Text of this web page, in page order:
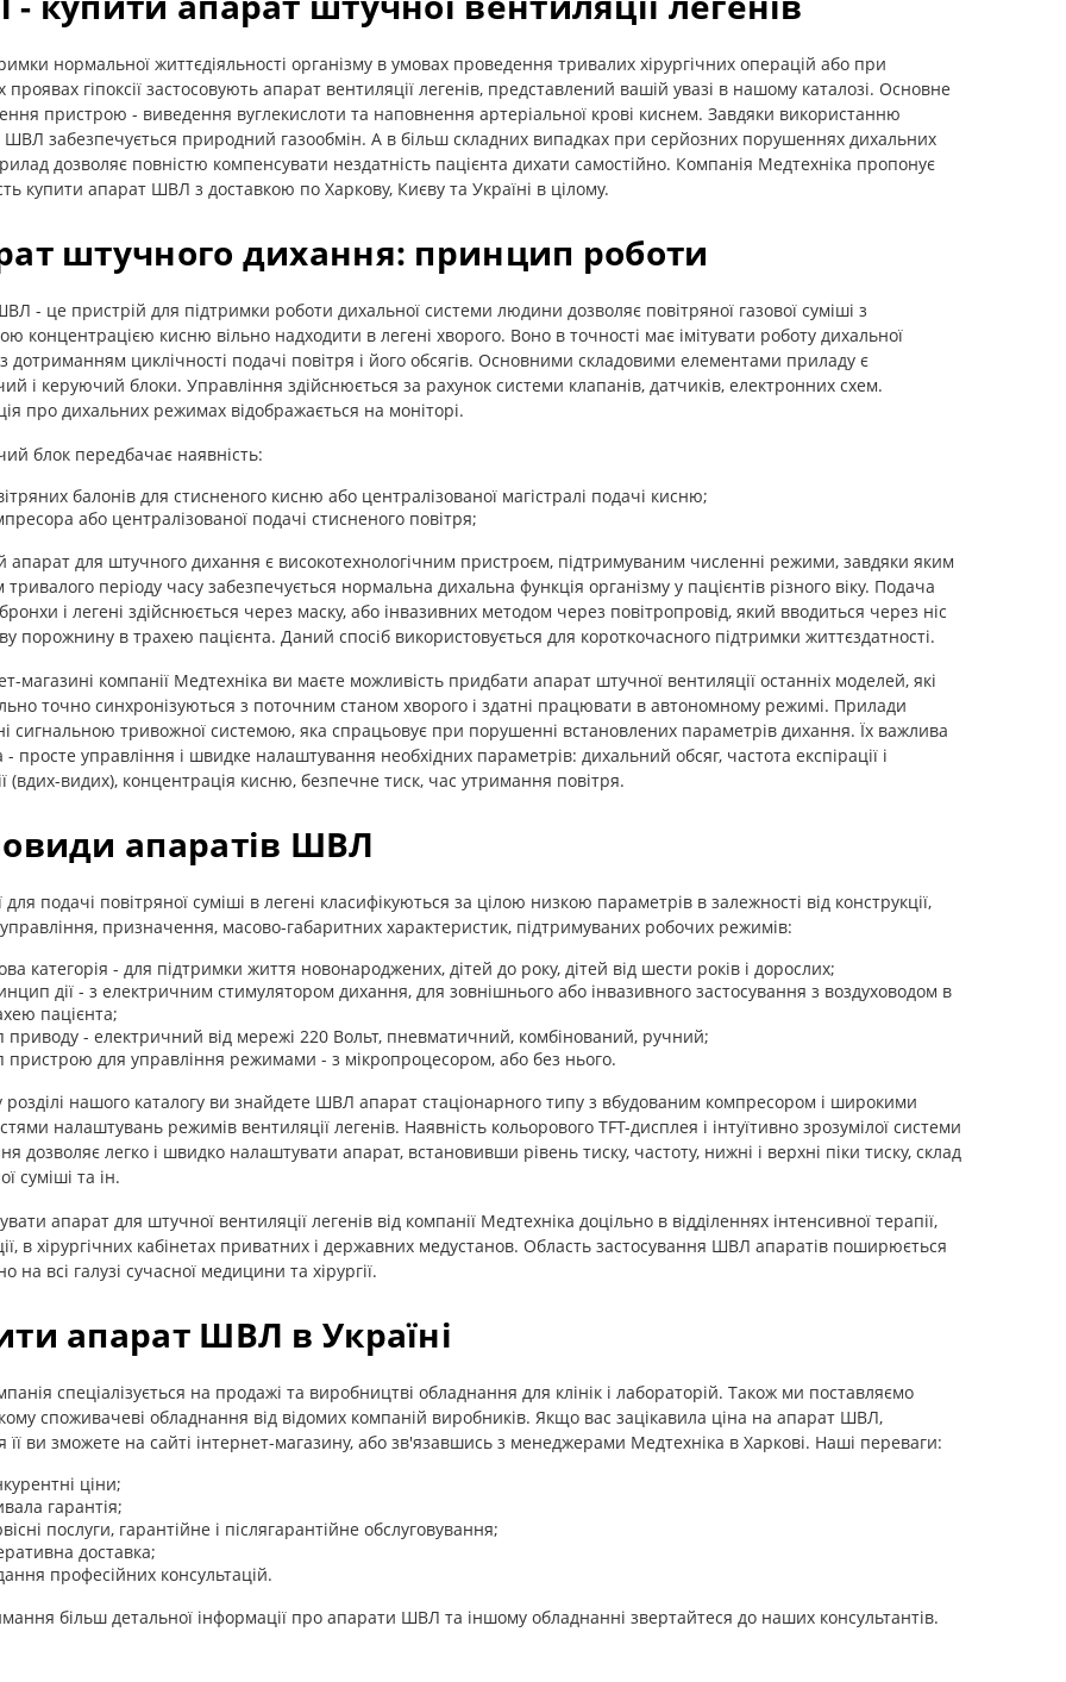
нормальної життєдіяльності організму в умовах проведення тривалих хірургічних операцій або при
проявах гіпоксії застосовують апарат вентиляції легенів, представлений вашій увазі в нашому каталозі. Основне
пристрою - виведення вуглекислоти та наповнення артеріальної крові киснем. Завдяки використанню
ШВЛ забезпечується природний газообмін. А в більш складних випадках при серйозних порушеннях дихальних
дозволяє повністю компенсувати нездатність пацієнта дихати самостійно. Компанія Медтехніка пропонує
купити апарат ШВЛ з доставкою по Харкову, Києву та Україні в цілому.
штучного дихання: принцип роботи
- це пристрій для підтримки роботи дихальної системи людини дозволяє повітряної газової суміші з
концентрацією кисню вільно надходити в легені хворого. Воно в точності має імітувати роботу дихальної
дотриманням циклічності подачі повітря і його обсягів. Основними складовими елементами приладу є
і керуючий блоки. Управління здійснюється за рахунок системи клапанів, датчиків, електронних схем.
про дихальних режимах відображається на моніторі.
блок передбачає наявність:
балонів для стисненого кисню або централізованої магістралі подачі кисню;
або централізованої подачі стисненого повітря;
апарат для штучного дихання є високотехнологічним пристроєм, підтримуваним численні режими, завдяки яким
тривалого періоду часу забезпечується нормальна дихальна функція організму у пацієнтів різного віку. Подача
і легені здійснюється через маску, або інвазивних методом через повітропровід, який вводиться через ніс
порожнину в трахею пацієнта. Даний спосіб використовується для короткочасного підтримки життєздатності.
магазині компанії Медтехніка ви маєте можливість придбати апарат штучної вентиляції останніх моделей, які
точно синхронізуються з поточним станом хворого і здатні працювати в автономному режимі. Прилади
сигнальною тривожної системою, яка спрацьовує при порушенні встановлених параметрів дихання. Їх важлива
- просте управління і швидке налаштування необхідних параметрів: дихальний обсяг, частота експірації і
(вдих-видих), концентрація кисню, безпечне тиск, час утримання повітря.
апаратів ШВЛ
для подачі повітряної суміші в легені класифікуються за цілою низкою параметрів в залежності від конструкції,
призначення, масово-габаритних характеристик, підтримуваних робочих режимів:
категорія - для підтримки життя новонароджених, дітей до року, дітей від шести років і дорослих;
дії - з електричним стимулятором дихання, для зовнішнього або інвазивного застосування з воздуховодом в
пацієнта;
приводу - електричний від мережі 220 Вольт, пневматичний, комбінований, ручний;
пристрою для управління режимами - з мікропроцесором, або без нього.
розділі нашого каталогу ви знайдете ШВЛ апарат стаціонарного типу з вбудованим компресором і широкими
налаштувань режимів вентиляції легенів. Наявність кольорового TFT-дисплея і інтуїтивно зрозумілої системи
дозволяє легко і швидко налаштувати апарат, встановивши рівень тиску, частоту, нижні і верхні піки тиску, склад
суміші та ін.
апарат для штучної вентиляції легенів від компанії Медтехніка доцільно в відділеннях інтенсивної терапії,
в хірургічних кабінетах приватних і державних медустанов. Область застосування ШВЛ апаратів поширюється
на всі галузі сучасної медицини та хірургії.
апарат ШВЛ в Україні
спеціалізується на продажі та виробництві обладнання для клінік і лабораторій. Також ми поставляємо
споживачеві обладнання від відомих компаній виробників. Якщо вас зацікавила ціна на апарат ШВЛ,
її ви зможете на сайті інтернет-магазину, або зв'язавшись з менеджерами Медтехніка в Харкові. Наші переваги:
ціни;
гарантія;
послуги, гарантійне і післягарантійне обслуговування;
доставка;
професійних консультацій.
більш детальної інформації про апарати ШВЛ та іншому обладнанні звертайтеся до наших консультантів.